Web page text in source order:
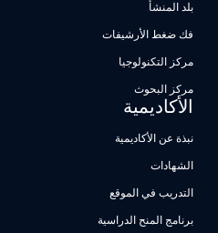
بلد المنشأ
فك ضغط الأرشيفات
مركز التكنولوجيا
مركز البحوث
الأكاديمية
نبذة عن الأكاديمية
الشهادات
التدريب في الموقع
برنامج المنح الدراسية